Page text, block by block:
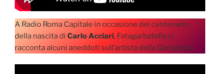
A Radio Roma Capitale in occasione del centenario
della nascita di Carlo Acciari, Fatagarbatella ci
racconta alcuni aneddoti sull’artista della Garbatella